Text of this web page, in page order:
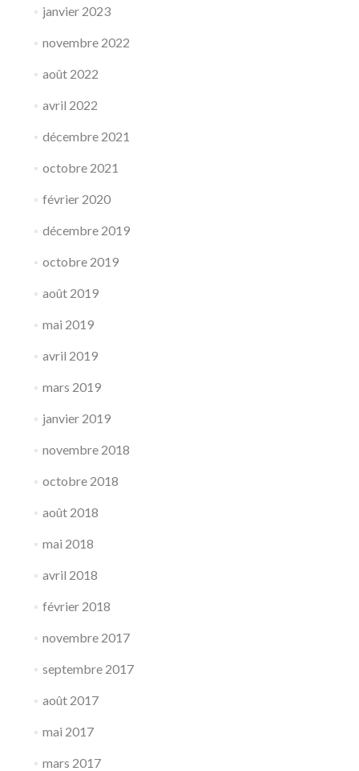
janvier 2023
novembre 2022
août 2022
avril 2022
décembre 2021
octobre 2021
février 2020
décembre 2019
octobre 2019
août 2019
mai 2019
avril 2019
mars 2019
janvier 2019
novembre 2018
octobre 2018
août 2018
mai 2018
avril 2018
février 2018
novembre 2017
septembre 2017
août 2017
mai 2017
mars 2017